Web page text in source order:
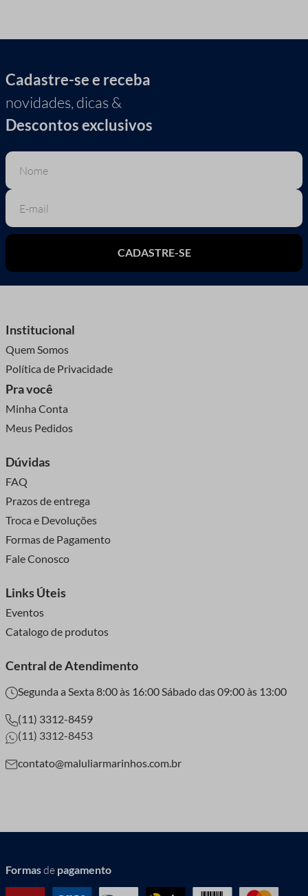
Cadastre-se e receba
novidades, dicas &
Descontos exclusivos
CADASTRE-SE
Institucional
Quem Somos
Política de Privacidade
Pra você
Minha Conta
Meus Pedidos
Dúvidas
FAQ
Prazos de entrega
Troca e Devoluções
Formas de Pagamento
Fale Conosco
Links Úteis
Eventos
Catalogo de produtos
Central de Atendimento
Segunda a Sexta 8:00 às 16:00 Sábado das 09:00 às 13:00
(11) 3312-8459
(11) 3312-8453
contato@maluliarmarinhos.com.br
Formasde pagamento